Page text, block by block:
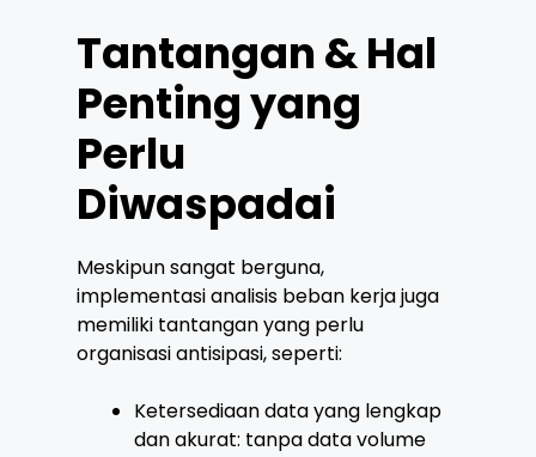
Tantangan & Hal
Penting yang
Perlu
Diwaspadai
Meskipun sangat berguna,
implementasi analisis beban kerja juga
memiliki tantangan yang perlu
organisasi antisipasi, seperti:
Ketersediaan data yang lengkap
dan akurat: tanpa data volume